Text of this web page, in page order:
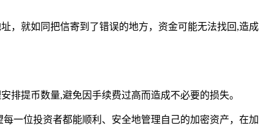
，就如同把信寄到了错误的地方，资金可能无法找回,造成
排提币数量,避免因手续费过高而造成不必要的损失。
一位投资者都能顺利、安全地管理自己的加密资产，在加